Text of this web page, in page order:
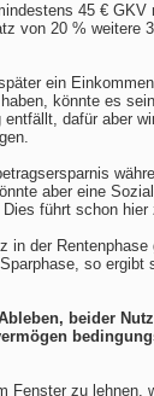
45 €
von 20 % weitere
ein
könnte es
entfällt, dafür aber
aber eine
führt schon
in der
so ergibt
beider
Fenster zu lehnen,